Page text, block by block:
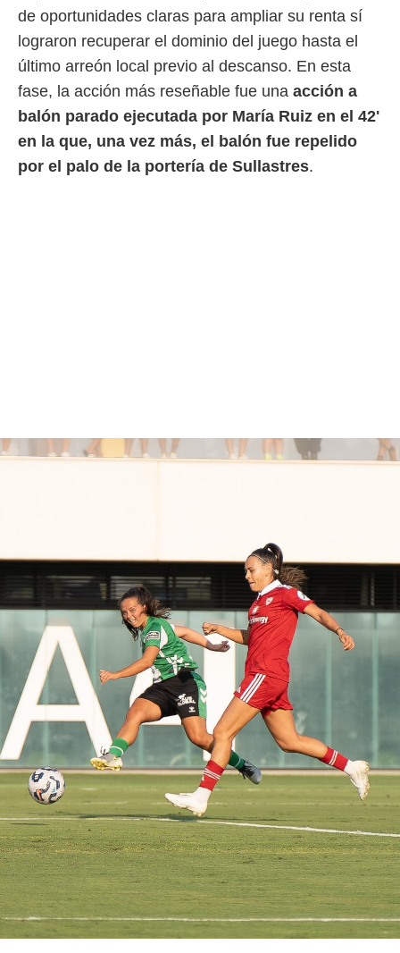
de oportunidades claras para ampliar su renta sí
lograron recuperar el dominio del juego hasta el
último arreón local previo al descanso. En esta
fase, la acción más reseñable fue una acción a
balón parado ejecutada por María Ruiz en el 42'
en la que, una vez más, el balón fue repelido
por el palo de la portería de Sullastres.